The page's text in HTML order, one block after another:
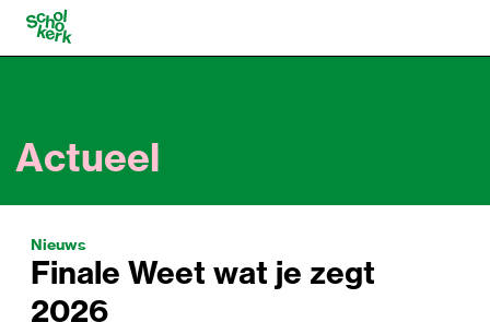
Navigatie
overslaan
Actueel
Nieuws
Finale Weet wat je zegt
2026